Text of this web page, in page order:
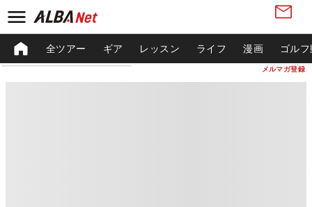
メルマガ登録
全ツアー ギア レッスン ライフ 漫画 ゴル